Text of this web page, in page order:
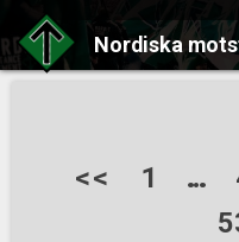
Nordiska
<< 1 …